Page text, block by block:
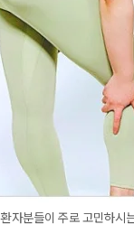
환자분들이 주로 고민하시